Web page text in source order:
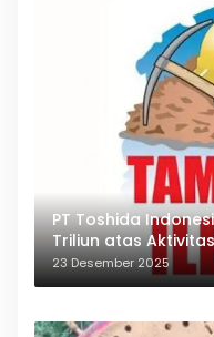
PT Toshida
Triliun atas
23 Desember 2025